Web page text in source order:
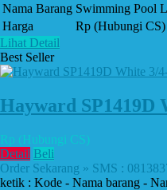
Nama Barang Swimming Pool
Harga
Rp (Hubungi CS)
Lihat Detail
Best Seller
Hayward
Rp (Hubungi CS)
Detail Beli
Order Sekarang » SMS :
ketik : Kode - Nama barang -